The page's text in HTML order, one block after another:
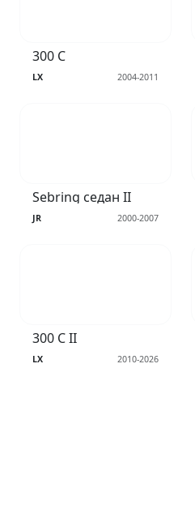
300 C
LX 2004-2011
Sebring седан II
JR 2000-2007
300 C II
LX 2010-2026